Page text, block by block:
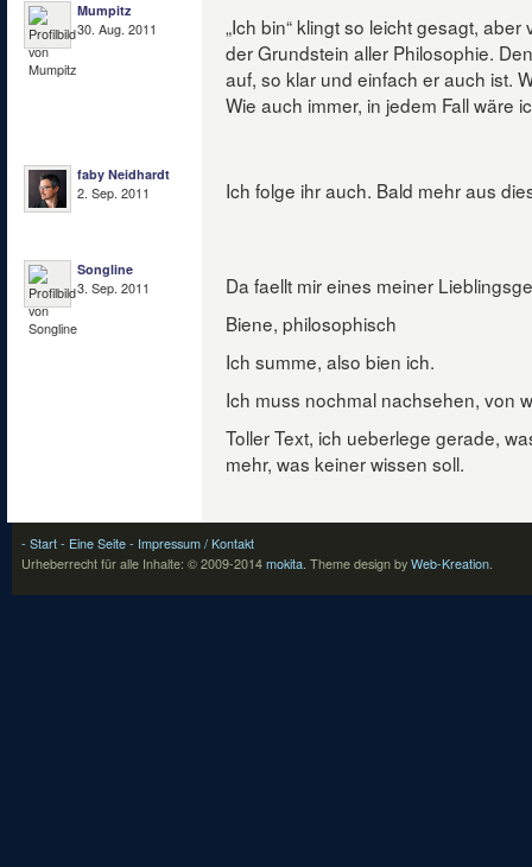
Mumpitz
30. Aug. 2011
„Ich bin“ klingt so leicht gesagt,
der Grundstein aller Philosophie.
auf, so klar und einfach er auch ist.
Wie auch immer, in jedem Fall wäre
faby Neidhardt
2. Sep. 2011
Ich folge ihr auch. Bald mehr aus
Songline
3. Sep. 2011
Da faellt mir eines meiner
Biene, philosophisch
Ich summe, also bien ich.
Ich muss nochmal nachsehen, von
Toller Text, ich ueberlege gerade,
mehr, was keiner wissen soll.
- Start - Eine Seite - Impressum / Kontakt
Urheberrecht für alle Inhalte: © 2009-2014 mokita. Theme design by Web-Kreation.